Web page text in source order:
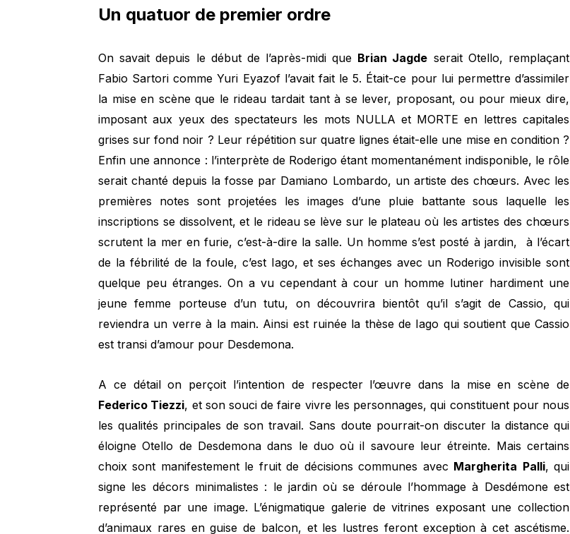
Un quatuor de premier ordre
On savait depuis le début de l’après-midi que Brian Jagde serait Otello, remplaçant
Fabio Sartori comme Yuri Eyazof l’avait fait le 5. Était-ce pour lui permettre d’assimiler
la mise en scène que le rideau tardait tant à se lever, proposant, ou pour mieux dire,
imposant aux yeux des spectateurs les mots NULLA et MORTE en lettres capitales
grises sur fond noir ? Leur répétition sur quatre lignes était-elle une mise en condition ?
Enfin une annonce : l’interprète de Roderigo étant momentanément indisponible, le rôle
serait chanté depuis la fosse par Damiano Lombardo, un artiste des chœurs. Avec les
premières notes sont projetées les images d’une pluie battante sous laquelle les
inscriptions se dissolvent, et le rideau se lève sur le plateau où les artistes des chœurs
scrutent la mer en furie, c’est-à-dire la salle. Un homme s’est posté à jardin, à l’écart
de la fébrilité de la foule, c’est Iago, et ses échanges avec un Roderigo invisible sont
quelque peu étranges. On a vu cependant à cour un homme lutiner hardiment une
jeune femme porteuse d’un tutu, on découvrira bientôt qu’il s’agit de Cassio, qui
reviendra un verre à la main. Ainsi est ruinée la thèse de Iago qui soutient que Cassio
est transi d’amour pour Desdemona.
A ce détail on perçoit l’intention de respecter l’œuvre dans la mise en scène de
Federico Tiezzi, et son souci de faire vivre les personnages, qui constituent pour nous
les qualités principales de son travail. Sans doute pourrait-on discuter la distance qui
éloigne Otello de Desdemona dans le duo où il savoure leur étreinte. Mais certains
choix sont manifestement le fruit de décisions communes avec Margherita Palli, qui
signe les décors minimalistes : le jardin où se déroule l’hommage à Desdémone est
représenté par une image. L’énigmatique galerie de vitrines exposant une collection
d’animaux rares en guise de balcon, et les lustres feront exception à cet ascétisme.